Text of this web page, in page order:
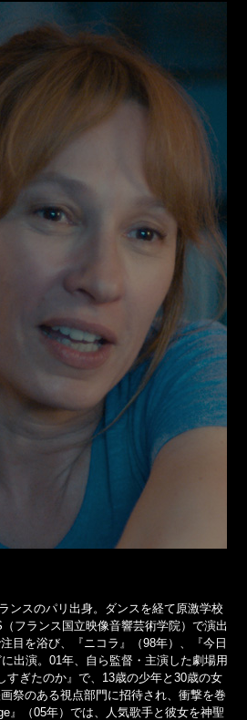
ンスのパリ出身。ダンスを経て原激学校
フランス国立映像音響芸術学院）で演出
目を浴び、『ニコラ』（98年）、『今日
出演。01年、自ら監督・主演した劇場用
すぎたのか』で、13歳の少年と30歳の女
祭のある視点部門に招待され、衝撃を巻
』（05年）では、人気歌手と彼女を神聖